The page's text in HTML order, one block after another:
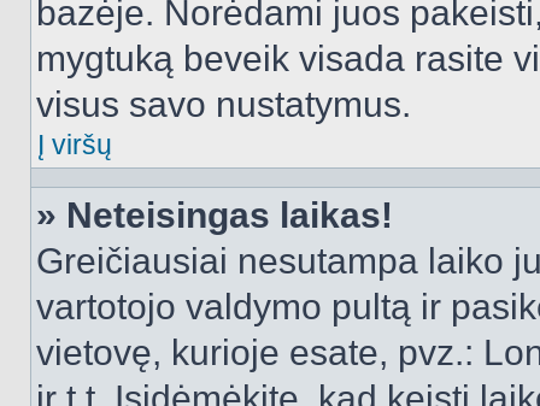
bazėje. Norėdami juos
mygtuką beveik visada rasite
visus savo nustatymus.
Į viršų
» Neteisingas laikas!
Greičiausiai nesutampa laiko
vartotojo valdymo pultą ir
vietovę, kurioje esate, pvz.: